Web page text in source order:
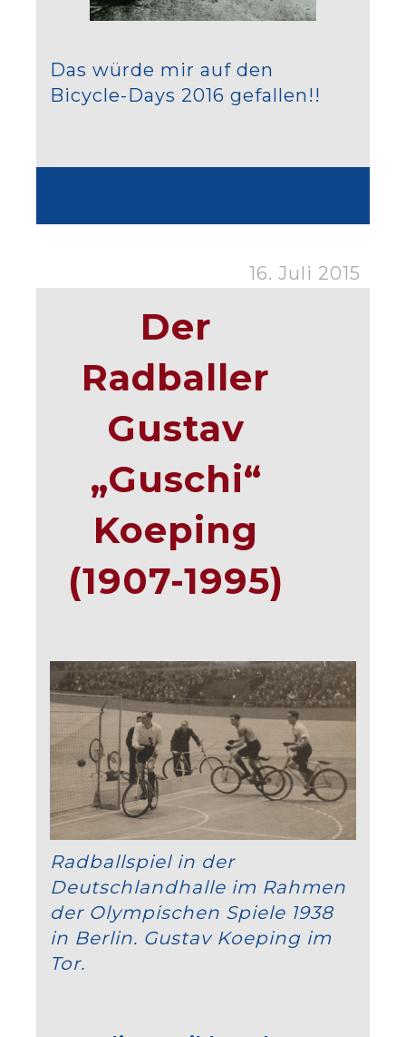
Das würde mir auf den
Bicycle-Days 2016 gefallen!!
16. Juli 2015
Der
Radballer
Gustav
„Guschi“
Koeping
(1907-1995)
Radballspiel in der
Deutschlandhalle im Rahmen
der Olympischen Spiele 1938
in Berlin. Gustav Koeping im
Tor.